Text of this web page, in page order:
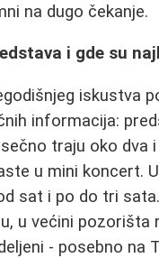
na dugo čekanje.
i gde su
iskustva
informacija:
traju oko dva
u mini koncert.
sat i po do tri
u većini pozorišta
- posebno na